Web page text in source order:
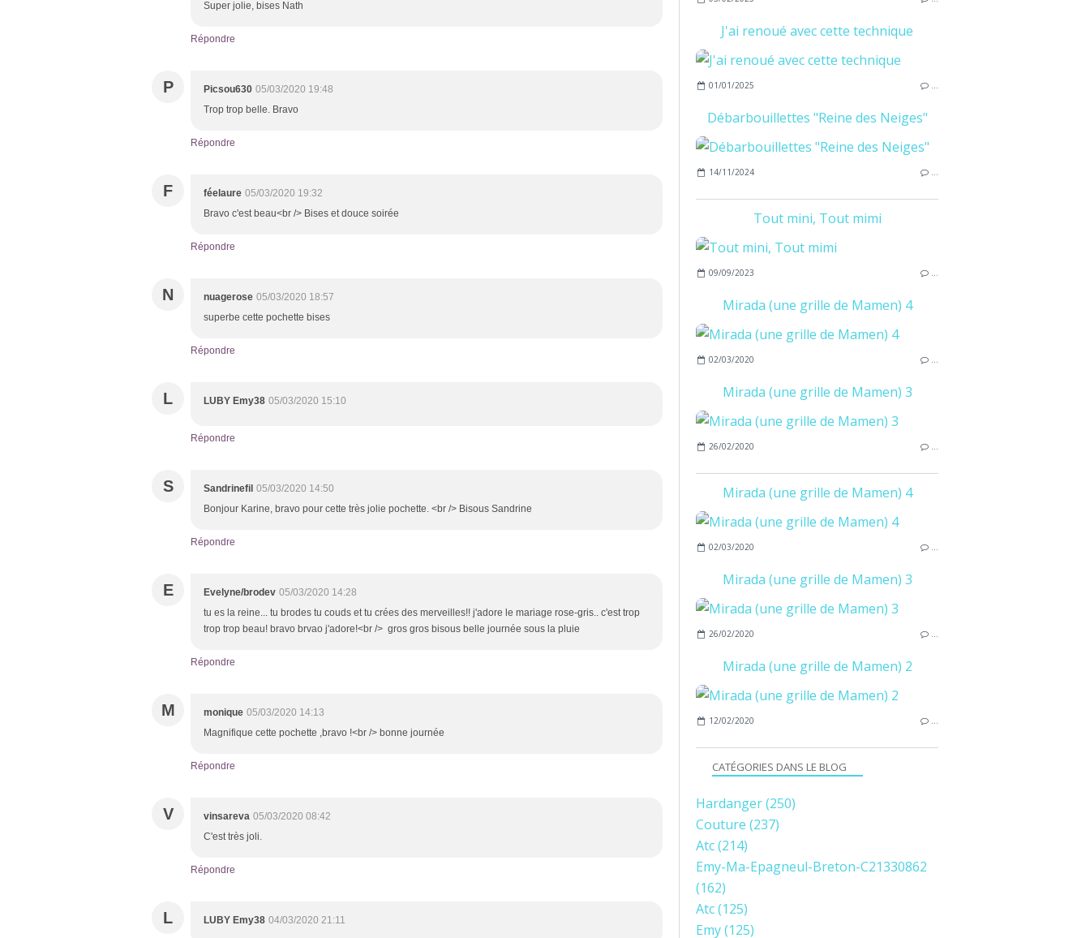
Super jolie, bises Nath
Répondre
P Picsou630 05/03/2020 19:48
Trop trop belle. Bravo
Répondre
F féelaure 05/03/2020 19:32
Bravo c'est beau<br /> Bises et douce soirée
Répondre
N nuagerose 05/03/2020 18:57
superbe cette pochette bises
Répondre
L LUBY Emy38 05/03/2020 15:10
Répondre
S Sandrinefil 05/03/2020 14:50
Bonjour Karine, bravo pour cette très jolie pochette. <br /> Bisous Sandrine
Répondre
E Evelyne/brodev 05/03/2020 14:28
tu es la reine... tu brodes tu couds et tu crées des merveilles!! j'adore le mariage rose-gris.. c'est trop
trop trop beau! bravo brvao j'adore!<br /> gros gros bisous belle journée sous la pluie
Répondre
M monique 05/03/2020 14:13
Magnifique cette pochette ,bravo !<br /> bonne journée
Répondre
V vinsareva 05/03/2020 08:42
C'est très joli.
Répondre
L LUBY Emy38 04/03/2020 21:11
J'ai renoué avec cette technique
01/01/2025 …
Débarbouillettes "Reine des Neiges"
14/11/2024 …
Tout mini, Tout mimi
09/09/2023 …
Mirada (une grille de Mamen) 4
02/03/2020 …
Mirada (une grille de Mamen) 3
26/02/2020 …
Mirada (une grille de Mamen) 4
02/03/2020 …
Mirada (une grille de Mamen) 3
26/02/2020 …
Mirada (une grille de Mamen) 2
12/02/2020 …
CATÉGORIES DANS LE BLOG
Hardanger(250)
Couture (237)
Atc(214)
Emy-Ma-Epagneul-Breton-C21330862
(162)
Atc(125)
Emy(125)